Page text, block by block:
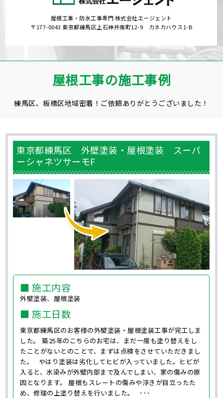
屋根工事・防水工事専門 株式会社エージェント
〒177-0043 東京都練馬区上石神井南町12-9 カネカハウス1-B
屋根工事の施工事例
練馬区、板橋区地域密着！ご依頼ありがとうございました！
東京都練馬区 外壁塗装・屋根塗装 スーパ
ーシャネツサーモF
■ 施工内容
外壁塗装、屋根塗装
■ 施工日数
東京都練馬区のお客様の外壁塗装・屋根塗装工事が完工しま
した。 築25年のこちらのお宅は、まだ一度も塗り替えをし
たことがないとのことで、まずは点検をさせていただきまし
た。 やはり塗装は劣化してヒビが入っていました。ヒビが
入ると、水染みが外壁内部まで及んでしまい、家の傷みの原
因となります。 屋根もスレートの傷みや浮きが目立ったた
め、修理の上塗り替えを行いました。 ･･･